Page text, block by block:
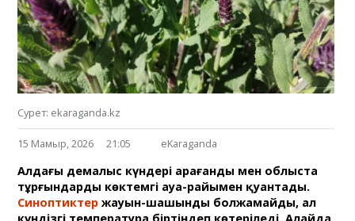
Сурет: ekaraganda.kz
15 Мамыр, 2026 21:05 eKaraganda
Алдағы демалыс күндері Қарағанды мен облыста
тұрғындарды көктемгі ауа-райымен қуантады.
Синоптиктер жауын-шашынды болжамайды, ал